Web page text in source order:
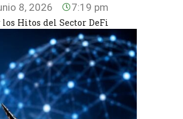
8, 2026 7:19 pm
Hitos del Sector DeFi